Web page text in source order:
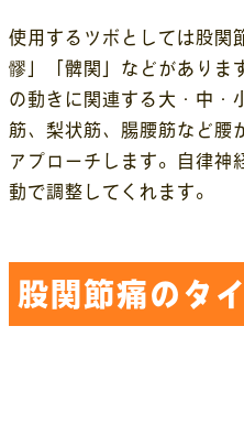
使用するツボとしては股関
髎」「髀関」などがありま
の動きに関連する大・中・
筋、梨状筋、腸腰筋など腰
アプローチします。自律神
動で調整してくれます。
股関節痛のタ